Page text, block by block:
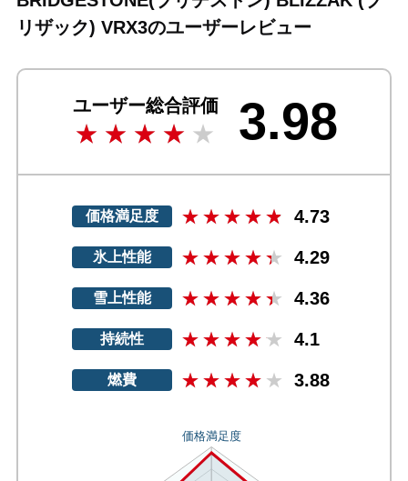
リザック) VRX3のユーザーレビュー
ユーザー総合評価 3.98
価格満足度 4.73
氷上性能 4.29
雪上性能 4.36
持続性 4.1
燃費 3.88